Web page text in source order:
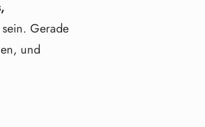
Gerade
und